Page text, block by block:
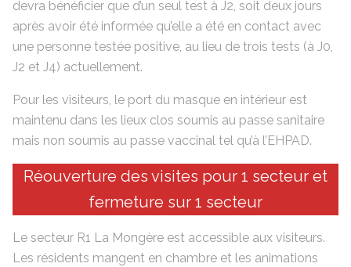
devra bénéficier que d’un seul test à J2, soit deux jours
après avoir été informée qu’elle a été en contact avec
une personne testée positive, au lieu de trois tests (à J0,
J2 et J4) actuellement.
Pour les visiteurs, le port du masque en intérieur est
maintenu dans les lieux clos soumis au passe sanitaire
mais non soumis au passe vaccinal tel qu’à l’EHPAD.
Réouverture des visites pour 1 secteur et
fermeture sur 1 secteur
Le secteur R1 La Mongère est accessible aux visiteurs.
Les résidents mangent en chambre et les animations